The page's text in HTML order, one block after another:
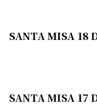
SANTA MISA 18
SANTA MISA 17